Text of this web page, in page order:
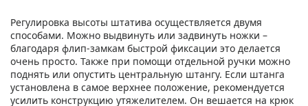
Регулировка высоты штатива осуществляется двумя
способами. Можно выдвинуть или задвинуть ножки –
благодаря флип-замкам быстрой фиксации это делается
очень просто. Также при помощи отдельной ручки можно
поднять или опустить центральную штангу. Если штанга
установлена в самое верхнее положение, рекомендуется
усилить конструкцию утяжелителем. Он вешается на крюк